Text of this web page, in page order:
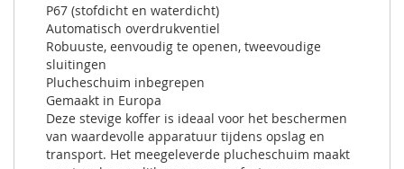
P67 (stofdicht en waterdicht)
Automatisch overdrukventiel
Robuuste, eenvoudig te openen, tweevoudige
sluitingen
Plucheschuim inbegrepen
Gemaakt in Europa
Deze stevige koffer is ideaal voor het beschermen
van waardevolle apparatuur tijdens opslag en
transport. Het meegeleverde plucheschuim maakt